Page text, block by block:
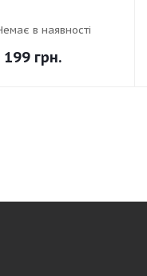
в наявності
199 грн.